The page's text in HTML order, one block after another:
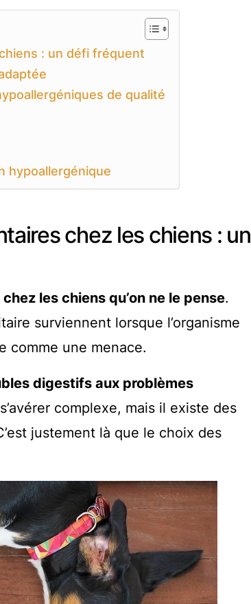
: un défi fréquent
de qualité
hypoallergénique
chez les chiens : un
les chiens qu’on ne le pense.
surviennent lorsque l’organisme
comme une menace.
digestifs aux problèmes
complexe, mais il existe des
justement là que le choix des